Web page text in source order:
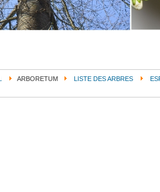
ARBORETUM LISTE DES ARBRES